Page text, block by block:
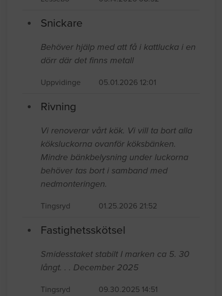
Snickare
Behöver hjälp med att få i kattlucka i en
dörr där det finns metall
Uppvidinge 05.01.2026 12:01
Rivning
Vi renoverar vårt kök. Vi vill ta bort alla
köksluckorna ovanför köksbänken.
Mindre bänkbelysning under luckorna
behöver tas bort i samband med
nedmonteringen.
Tingsryd 01.25.2026 21:52
Fastighetsskötsel
Smidesstaket stabilt I marken ca 5. 30
långt. . . December 2025
Tingsryd 09.30.2025 14:51